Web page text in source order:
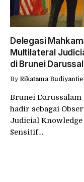
Delegasi
Multilateral
di Brunei
By Rikatama Budiyantie
Brunei Darussalam
hadir sebagai
Judicial Knowledge
Sensitif…